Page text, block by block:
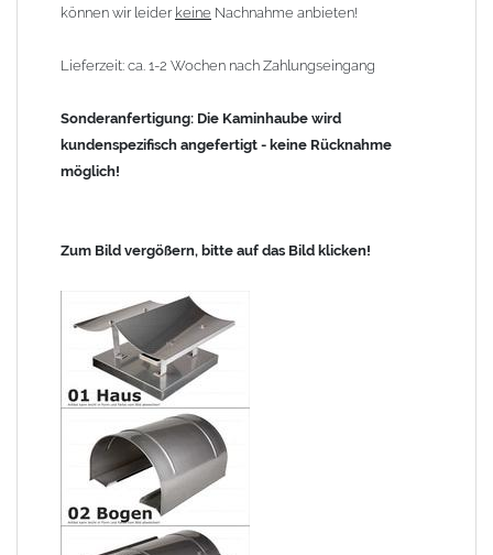
können wir leider keine Nachnahme anbieten!
Lieferzeit: ca. 1-2 Wochen nach Zahlungseingang
Sonderanfertigung: Die Kaminhaube wird
kundenspezifisch angefertigt - keine Rücknahme
möglich!
Zum Bild vergößern, bitte auf das Bild klicken!